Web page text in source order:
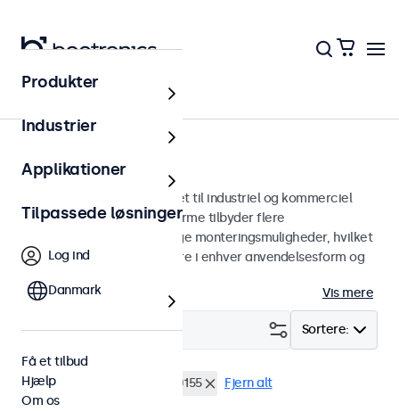
Skærme
19-tommer skærme
19 tommer skærme designet til industriel og kommerciel
brug. Vores 19-tommer skærme tilbyder flere
billedforbindelser og alsidige monteringsmuligheder, hvilket
gør dem nemme at integrere i enhver anvendelsesform og
Vis mere
Sortere:
Filter (2)
19 tommer skaerme EN50155 Fjern alt
Produkter
Industrier
Applikationer
Tilpassede løsninger
Log ind
Danmark
Få et tilbud
Hjælp
Om os